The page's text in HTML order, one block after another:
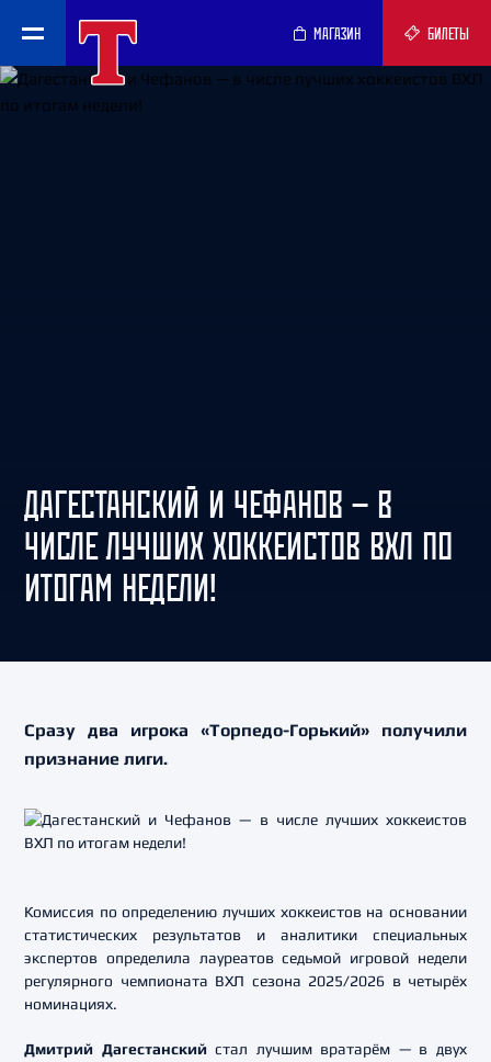
МАГАЗИН БИЛЕТЫ
ДАГЕСТАНСКИЙ И ЧЕФАНОВ — В
ЧИСЛЕ ЛУЧШИХ ХОККЕИСТОВ ВХЛ ПО
ИТОГАМ НЕДЕЛИ!
Сразу два игрока «Торпедо-Горький» получили
признание лиги.
Комиссия по определению лучших хоккеистов на основании
статистических результатов и аналитики специальных
экспертов определила лауреатов седьмой игровой недели
регулярного чемпионата ВХЛ сезона 2025/2026 в четырёх
номинациях.
Дмитрий Дагестанскийстал лучшим вратарём — в двух